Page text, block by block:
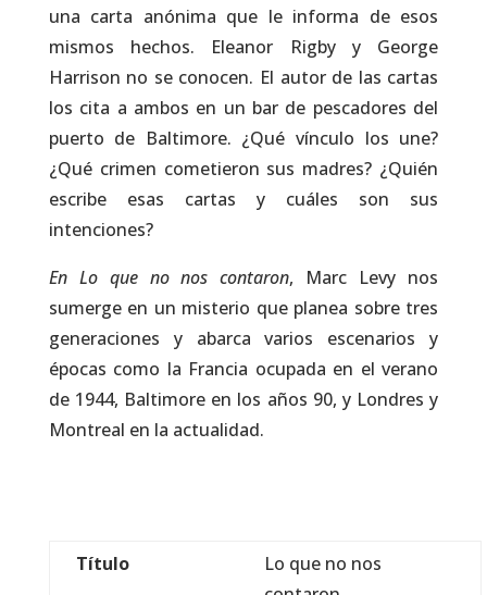
una carta anónima que le informa de esos
mismos hechos. Eleanor Rigby y George
Harrison no se conocen. El autor de las cartas
los cita a ambos en un bar de pescadores del
puerto de Baltimore. ¿Qué vínculo los une?
¿Qué crimen cometieron sus madres? ¿Quién
escribe esas cartas y cuáles son sus
intenciones?
En Lo que no nos contaron, Marc Levy nos
sumerge en un misterio que planea sobre tres
generaciones y abarca varios escenarios y
épocas como la Francia ocupada en el verano
de 1944, Baltimore en los años 90, y Londres y
Montreal en la actualidad.
Título
Lo que no nos